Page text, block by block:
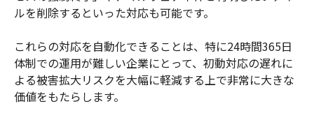
ルを削除するといった対応も可能です。
これらの対応を自動化できることは、特に24時間365日
体制での運用が難しい企業にとって、初動対応の遅れに
よる被害拡大リスクを大幅に軽減する上で非常に大きな
価値をもたらします。